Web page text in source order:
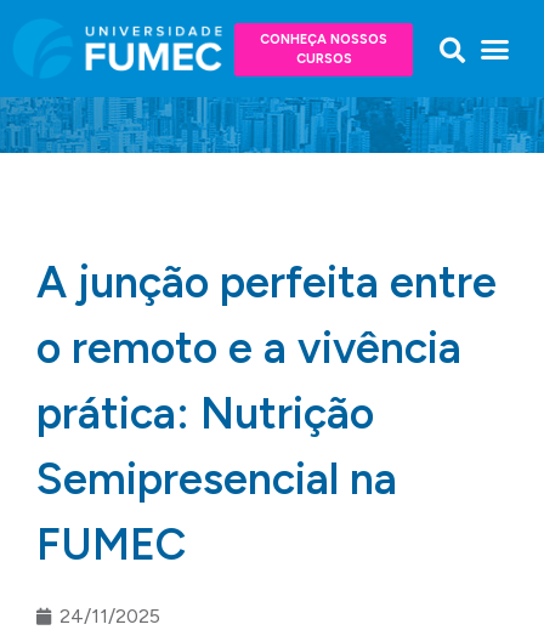
CONHEÇA NOSSOS
CURSOS
A junção perfeita entre
o remoto e a vivência
prática: Nutrição
Semipresencial na
FUMEC
24/11/2025